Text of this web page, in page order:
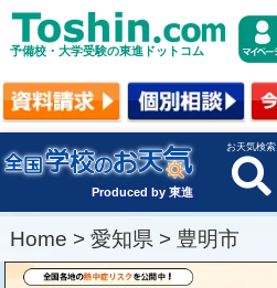
予備校・大学受験の東進ドットコム
Produced by 東進
お天気検索
Home > 愛知県 > 豊明市